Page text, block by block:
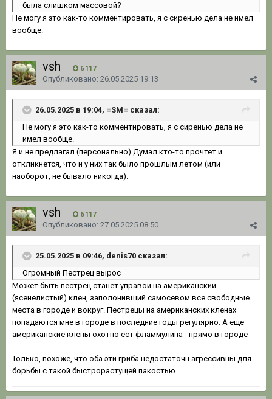
была слишком массовой?
Не могу я это как-то комментировать, я с сиренью дела не имел
вообще.
vsh 6 117
Опубликовано: 26.05.2025 19:13
26.05.2025 в 19:04, =SM= сказал:
Не могу я это как-то комментировать, я с сиренью дела не
имел вообще.
Я и не предлагал (персонально) Думал кто-то прочтет и
откликнется, что и у них так было прошлым летом (или
наоборот, не бывало никогда).
vsh 6 117
Опубликовано: 27.05.2025 08:50
25.05.2025 в 09:46, denis70 сказал:
Огромный Пестрец вырос
Может быть пестрец станет управой на американский
(ясенелистый) клен, заполонивший самосевом все свободные
места в городе и вокруг. Пестрецы на американских кленах
попадаются мне в городе в последние годы регулярно. А еще
американские клены охотно ест фламмулина - прямо в городе
Только, похоже, что оба эти гриба недостаточн агрессивны для
борьбы с такой быстрорастущей пакостью.